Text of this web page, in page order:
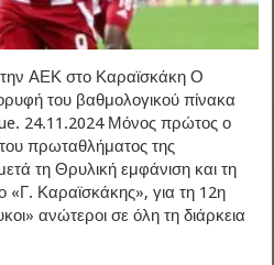
ΑΕΚ στο Καραϊσκάκη Ο
του βαθμολογικού πίνακα
24.11.2024 Μόνος πρώτος ο
πρωταθλήματος της
τη Θρυλική εμφάνιση και τη
«Γ. Καραϊσκάκης», για τη 12η
ανώτεροι σε όλη τη διάρκεια